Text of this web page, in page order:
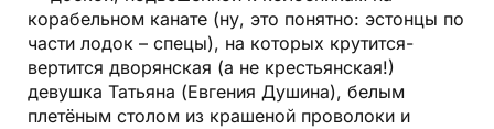
корабельном канате (ну, это понятно: эстонцы по
части лодок – спецы), на которых крутится-
вертится дворянская (а не крестьянская!)
девушка Татьяна (Евгения Душина), белым
плетёным столом из крашеной проволоки и